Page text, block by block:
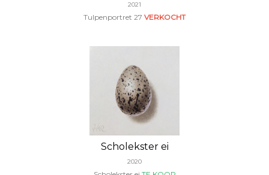
2021
Tulpenportret 27 VERKOCHT
Scholekster ei
2020